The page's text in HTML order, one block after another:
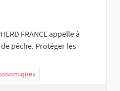
FRANCE appelle à
pêche. Protéger les